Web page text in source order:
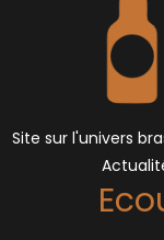
Site sur l'univers